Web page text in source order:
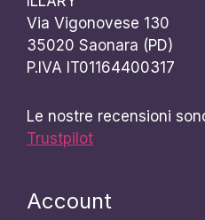
Via Vigonovese 130
35020 Saonara (PD)
P.IVA IT01164400317
Le nostre recensioni
Trustpilot
Account